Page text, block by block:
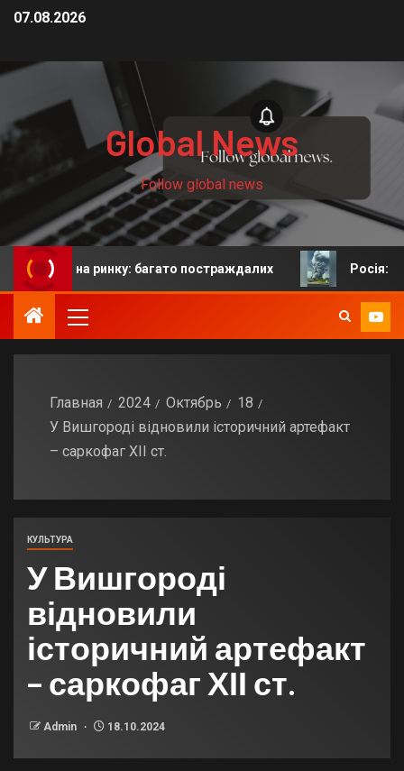
07.08.2026
Global News
Follow global news
ринку: багато постраждалих Росія: у
Главная 2024 Октябрь
18
У Вишгороді відновили історичний артефакт
– саркофаг ХІІ ст.
КУЛЬТУРА
У Вишгороді
відновили
історичний артефакт
– саркофаг ХІІ ст.
Admin 18.10.2024